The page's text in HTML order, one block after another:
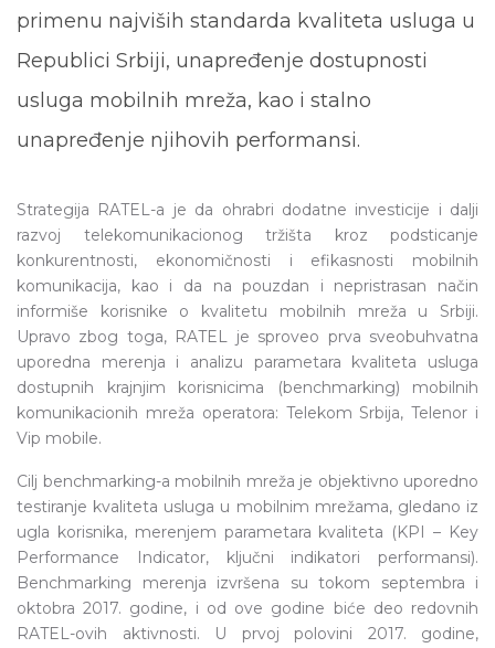
primenu najviših standarda kvaliteta usluga u
Republici Srbiji, unapređenje dostupnosti
usluga mobilnih mreža, kao i stalno
unapređenje njihovih performansi.
Strategija RATEL-a je da ohrabri dodatne investicije i dalji
razvoj telekomunikacionog tržišta kroz podsticanje
konkurentnosti, ekonomičnosti i efikasnosti mobilnih
komunikacija, kao i da na pouzdan i nepristrasan način
informiše korisnike o kvalitetu mobilnih mreža u Srbiji.
Upravo zbog toga, RATEL je sproveo prva sveobuhvatna
uporedna merenja i analizu parametara kvaliteta usluga
dostupnih krajnjim korisnicima (benchmarking) mobilnih
komunikacionih mreža operatora: Telekom Srbija, Telenor i
Vip mobile.
Cilj benchmarking-a mobilnih mreža je objektivno uporedno
testiranje kvaliteta usluga u mobilnim mrežama, gledano iz
ugla korisnika, merenjem parametara kvaliteta (KPI – Key
Performance Indicator, ključni indikatori performansi).
Benchmarking merenja izvršena su tokom septembra i
oktobra 2017. godine, i od ove godine biće deo redovnih
RATEL-ovih aktivnosti. U prvoj polovini 2017. godine,